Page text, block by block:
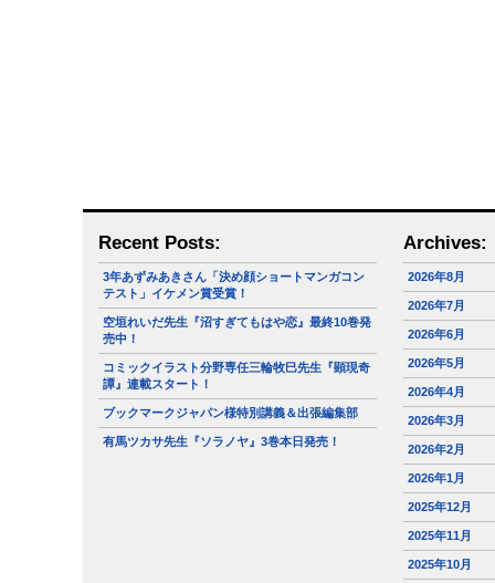
Recent Posts:
3年あずみあきさん「決め顔ショートマンガコン
テスト」イケメン賞受賞！
空垣れいだ先生『沼すぎてもはや恋』最終10巻発
売中！
コミックイラスト分野専任三輪牧巳先生『顕現奇
譚』連載スタート！
ブックマークジャパン様特別講義＆出張編集部
有馬ツカサ先生『ソラノヤ』3巻本日発売！
Archives:
2026年8月
2026年7月
2026年6月
2026年5月
2026年4月
2026年3月
2026年2月
2026年1月
2025年12月
2025年11月
2025年10月